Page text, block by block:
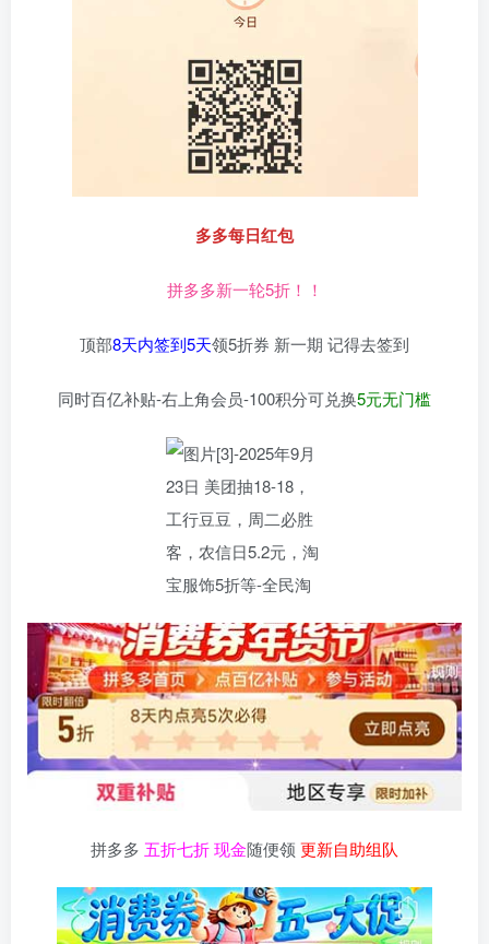
多多每日红包
拼多多新一轮5折！！
顶部8天内签到5天领5折券 新一期 记得去签到
同时百亿补贴-右上角会员-100积分可兑换5元无门槛
拼多多 五折七折 现金随便领 更新自助组队